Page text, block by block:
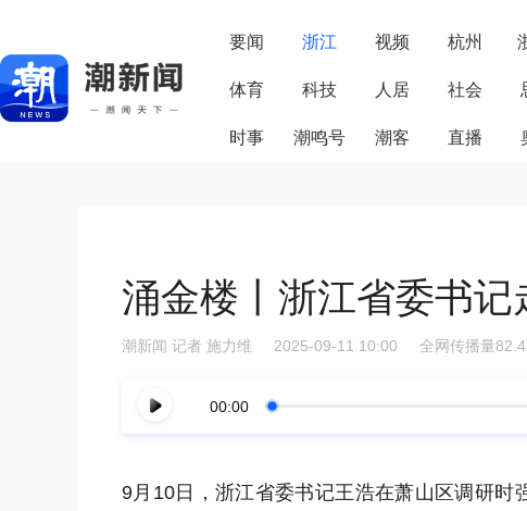
要闻 浙江 视频 杭州
体育 科技 人居 社会
时事 潮鸣号 潮客 直播
涌金楼丨浙江省委书记
潮新闻 记者 施力维 2025-09-11 10:00 全网传播量
00:00
9月10日，浙江省委书记王浩在萧山区调研时